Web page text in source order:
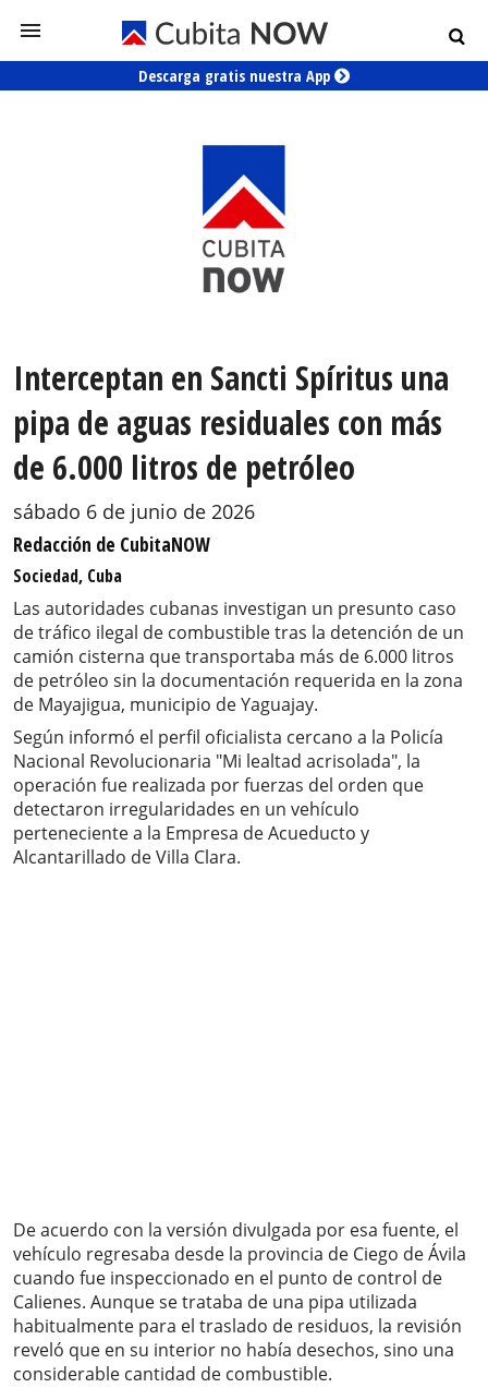
Descarga gratis nuestra App
Interceptan en Sancti Spíritus una
pipa de aguas residuales con más
de 6.000 litros de petróleo
sábado 6 de junio de 2026
Redacción de CubitaNOW
Sociedad, Cuba
Las autoridades cubanas investigan un presunto caso
de tráfico ilegal de combustible tras la detención de un
camión cisterna que transportaba más de 6.000 litros
de petróleo sin la documentación requerida en la zona
de Mayajigua, municipio de Yaguajay.
Según informó el perfil oficialista cercano a la Policía
Nacional Revolucionaria "Mi lealtad acrisolada", la
operación fue realizada por fuerzas del orden que
detectaron irregularidades en un vehículo
perteneciente a la Empresa de Acueducto y
Alcantarillado de Villa Clara.
De acuerdo con la versión divulgada por esa fuente, el
vehículo regresaba desde la provincia de Ciego de Ávila
cuando fue inspeccionado en el punto de control de
Calienes. Aunque se trataba de una pipa utilizada
habitualmente para el traslado de residuos, la revisión
reveló que en su interior no había desechos, sino una
considerable cantidad de combustible.